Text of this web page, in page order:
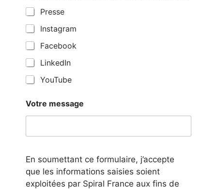
Presse
Instagram
Facebook
LinkedIn
YouTube
Votre message
En soumettant ce formulaire, j’accepte
que les informations saisies soient
exploitées par Spiral France aux fins de